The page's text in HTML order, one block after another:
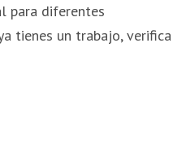
para diferentes
tienes un trabajo, verifica